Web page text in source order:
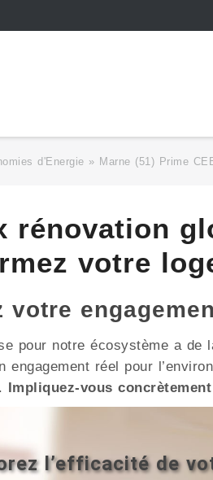
d'Energie » Marne (51) Prime
rénovation
votre
votre
pour notre écosystème a de
engagement réel pour
Impliquez-vous
l’efficacité de